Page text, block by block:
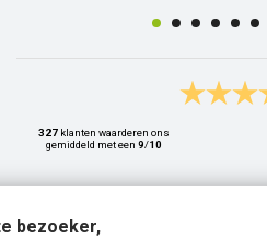
327 klanten waarderen ons
gemiddeld met een 9/10
bezoeker,